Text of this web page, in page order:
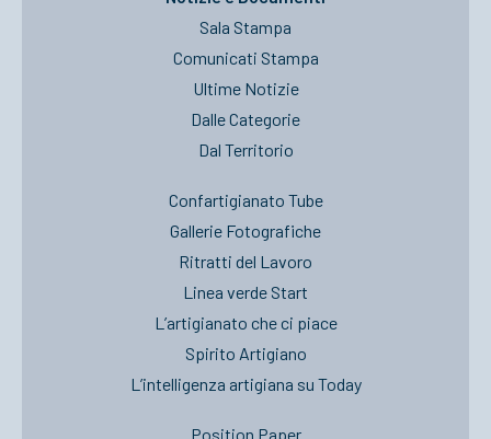
Sala Stampa
Comunicati Stampa
Ultime Notizie
Dalle Categorie
Dal Territorio
Confartigianato Tube
Gallerie Fotografiche
Ritratti del Lavoro
Linea verde Start
L’artigianato che ci piace
Spirito Artigiano
L’intelligenza artigiana su Today
Position Paper